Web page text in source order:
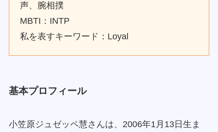
声、腕相撲
MBTI：INTP
私を表すキーワード：Loyal
基本プロフィール
小笠原ジュゼッペ慧さんは、2006年1月13日生ま